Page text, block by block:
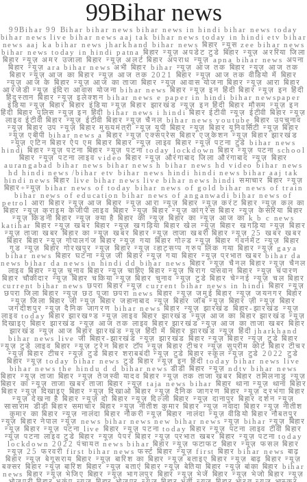
99Bihar news
99Bihar 99 Bihar bihar news bihar news in hindi bihar news today
bihar news live bihar news aaj tak bihar news today in hindi etv bihar
news aaj ka bihar news jharkhand bihar news बिहार न्यूस zee bihar news
bihar news today in hindi patna बिहार न्यूज़ अपडेट टुडे बिहार न्यूज़ अररिया जिला
बिहार न्यूज़ अमर उजाला बिहार न्यूज़ अलर्ट बिहार अपराध न्यूज़ apna bihar news अपना
बिहार न्यूज़ ara bihar news अभी बिहार bihar न्यूज़ आज तक बिहार न्यूज़ आज तक
बिहार न्यूज़ आज का बिहार न्यूज़ आज तक 2021 बिहार न्यूज़ आज तक वीडियो में बिहार
न्यूज़ आज के बिहार न्यूज़ आज का ताजा बिहार न्यूज़ आवास योजना बिहार न्यूज़ आरा बिहार
आरजेडी न्यूज़ इंदिरा आवास योजना bihar news बिहार न्यूज़ इन हिंदी बिहार न्यूज़ इन हिंदी
हिंदुस्तान बिहार न्यूज़ इलेक्शन bihar news e paper in hindi bihar newspaper
इंडिया न्यूज़ बिहार बिहार इंडिया न्यूज़ बिहार झारखंड न्यूज़ इन हिंदी बिहार मौसम न्यूज़ इन
हिंदी बिहार पुलिस न्यूज़ इन हिंदी bihar news i hindi बिहार ईटीवी न्यूज़ ईटीवी बिहार न्यूज़
लाइव ईटीवी बिहार न्यूज़ ईटीवी बिहार न्यूज़ चैनल bihar news youtube बिहार उपचुनाव
न्यूज़ बिहार उप न्यूज़ बिहार मुख्यमंत्री न्यूज़ यूपी बिहार न्यूज़ बिहार यूनिवर्सिटी न्यूज़ बिहार
न्यूज़ एबीपी bihar news a बिहार न्यूज़ एक्सप्रेस बिहार एजुकेशन न्यूज़ बिहार झारखंड
न्यूज़ एटिन बिहार ऐप एम बिहार बिहार न्यूज़ लाइव बिहार न्यूज़ पटना टुडे bihar news
hindi बिहार न्यूज़ पटना बिहार न्यूज़ पटना today lockdown बिहार न्यूज़ पटना school
बिहार न्यूज़ पटना लाइव video बिहार न्यूज़ औरंगाबाद जिला औरंगाबाद न्यूज़ बिहार
aurangabad bihar news bihar news h bihar news hd video bihar news
hd hindi news /bihar etv bihar news hindi hindi news bihar aaj tak
hindi news बिहार live bihar news live bihar news hindi समाचार बिहार न्यूज़
बिहार+न्यूज़ bihar news of today bihar news of gold bihar news of train
bihar news of education bihar news of anganwadi bihar news of
petrol आरा बिहार न्यूज़ आज बिहार न्यूज़ आरा न्यूज़ बिहार न्यूज़ करंट बिहार न्यूज़ कल का
बिहार न्यूज़ क्राइम केजीपी लाइव बिहार न्यूज़ बिहार न्यूज़ कांग्रेस बिहार न्यूज़ केसरिया बिहार
न्यूज़ किडनी बिहार न्यूज़ क्या है बिहार की न्यूज़ बिहार का न्यूज़ आज का k b c news
katihar बिहार न्यूज़ खबर बिहार न्यूज़ खगड़िया बिहार खेल न्यूज़ बिहार खगड़िया न्यूज़ बिहार
न्यूज़ ताजा खबर बिहार का न्यूज़ खबर बिहार न्यूज़ ताजा खबरी बिहार न्यूज़ 25 खबर खबर
बिहार बिहार न्यूज़ गोपालगंज बिहार न्यूज़ गया बिहार गोल्ड न्यूज़ बिहार गवर्नमेंट न्यूज़ बिहार
गुड न्यूज़ बिहार गोरखपुर न्यूज़ बिहार न्यूज़ व्हाट्सप्प ग्रुप लिंक गया बिहार न्यूज़ gaya
bihar news बिहार घटना न्यूज़ जी बिहार न्यूज़ गया बिहार न्यूज़ प्रभात खबर bihar da
news bihar da news in hindi dd bihar news बिहार न्यूज़ चैनल बिहार न्यूज़ चैनल
लाइव बिहार न्यूज़ चुनाव बिहार न्यूज़ चाहिए बिहार न्यूज़ चिराग पासवान बिहार न्यूज़ चंपारण
बिहार चौकीदार न्यूज़ बिहार चकिया न्यूज़ बिहार चुनाव न्यूज़ टुडे बिहार चेन्नई न्यूज़ चल बिहार
current bihar news छपरा बिहार न्यूज़ current bihar news in hindi बिहार न्यूज़
छपरा जिला बिहार न्यूज़ छठ पूजा छपरा news बिहार न्यूज़ जमुई बिहार न्यूज़ जयनगर बिहार
न्यूज़ जिला बिहार जी न्यूज़ बिहार जहानाबाद न्यूज़ बिहार जॉब न्यूज़ बिहार ज़ी न्यूज़ बिहार
जगदीशपुर न्यूज़ दैनिक जागरण bihar news बिहार न्यूज़ झारखंड बिहार-झारखंड न्यूज़
लाइव today बिहार झारखण्ड न्यूज़ लाइव बिहार झारखंड न्यूज़ आज का बिहार झारखंड न्यूज़
दिखाइए बिहार झारखंड न्यूज़ आज तक लाइव बिहार झारखंड न्यूज़ आज का ताजा खबर बिहार
झारखंड न्यूज़ आज बिहार झारखंड न्यूज़ हिंदी में बिहार झारखंड न्यूज़ हिंदी jharkhand
bihar news live जी बिहार-झारखंड न्यूज़ झारखंड बिहार न्यूज़ बिहार न्यूज़ टुडे बिहार
न्यूज़ टुडे लाइव बिहार न्यूज़ ट्रेन बिहार टॉप न्यूज़ बिहार टीचर न्यूज़ सुप्रीम कोर्ट बिहार टीचर
न्यूज़ बिहार टीचर न्यूज़ टुडे बिहार शराबबंदी न्यूज़ टुडे बिहार स्कूल न्यूज़ टुडे 2022 टुडे
बिहार न्यूज़ today bihar news टुडे बिहार न्यूज़ इन हिंदी today bihar news live
bihar news the hindu d d bihar news डीडी बिहार न्यूज़ ndtv bihar news
बिहार न्यूज़ ताजा बिहार न्यूज़ तेजस्वी यादव बिहार न्यूज़ तक ताजा खबर बिहार तमिलनाडु न्यूज़
बिहार का न्यूज़ ताजा खबर ताजा बिहार न्यूज़ taja news bihar बिहार थाना न्यूज़ थाना बिहार
बिहार न्यूज़ दिखाइए बिहार न्यूज़ दिखाओ बिहार न्यूज़ दैनिक जागरण बिहार न्यूज़ दरभंगा बिहार
न्यूज़ देखना है बिहार न्यूज़ दो बिहार न्यूज़ दिल्ली बिहार न्यूज़ दानापुर बिहार दर्शन न्यूज़
सासाराम डीडी बिहार समाचार बिहार न्यूज़ नीतीश कुमार बिहार न्यूज़ नवादा बिहार न्यूज़ नीतीश
कुमार का बिहार न्यूज़ नालंदा बिहार नौकरी न्यूज़ बिहार नालंदा न्यूज़ वीडियो बिहार नौबतपुर
न्यूज़ बिहार नेपाल न्यूज़ news bihar news new bihar news न्यूज़ bihar न्यूज़ बिहार
न्यूज़ बिहार न्यूज़ पटना live बिहार न्यूज़ पटना today बिहार न्यूज़ पटना लाइव टीवी बिहार
न्यूज़ पटना लाइव टुडे बिहार न्यूज़ पेपर बिहार न्यूज़ प्रभात खबर बिहार न्यूज़ पटना today
lockdown 2022 पंचायत news bihar बिहार न्यूज़ फटाफट बिहार न्यूज़ फसल बिहार
न्यूज़ 25 फरवरी first bihar news फर्स्ट बिहार न्यूज़ first बिहार bihar news बाढ़
बिहार न्यूज़ बेगूसराय बिहार न्यूज़ बारिश का बिहार न्यूज़ बताइए बिहार न्यूज़ बाढ़ बिहार न्यूज़
बक्सर बिहार न्यूज़ बारिश बिहार न्यूज़ बताएं बिहार न्यूज़ बेतिया बिहार न्यूज़ बांका बिहार bihar
news बिहार न्यूज़ भेजिए बिहार न्यूज़ भागलपुर बिहार न्यूज़ भेजें बिहार न्यूज़ भेजो बिहार न्यूज़